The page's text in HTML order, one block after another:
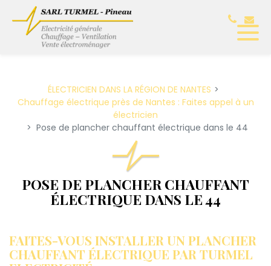
ÉLECTRICIEN DANS LA RÉGION DE NANTES
Chauffage électrique près de Nantes : Faites appel à un
électricien
Pose de plancher chauffant électrique dans le 44
POSE DE PLANCHER CHAUFFANT
ÉLECTRIQUE DANS LE 44
FAITES-VOUS INSTALLER UN PLANCHER
CHAUFFANT ÉLECTRIQUE PAR TURMEL